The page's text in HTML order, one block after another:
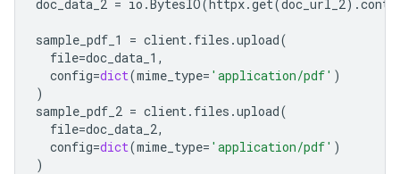
doc_data_2 = io . BytesIO( httpx.get(doc_url_2) .
sample_pdf_1 = client. files .upload(
file=doc_data_1 ,
config=dict(mime_type= 'application/pdf' )
)
sample_pdf_2 = client. files .upload(
file=doc_data_2,
config=dict(mime_type= 'application/pdf' )
)